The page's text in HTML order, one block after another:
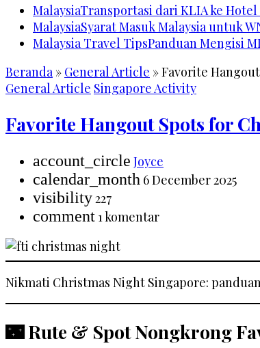
MalaysiaTransportasi dari KLIA ke
MalaysiaSyarat Masuk Malaysia untuk
Malaysia Travel TipsPanduan Mengisi
Beranda» General Article »Favorite
General Article Singapore Activity
Favorite Hangout Spots for
account_circle Joyce
calendar_month 6 December 2025
visibility227
comment 1 komentar
Nikmati Christmas Night Singapore:
🌃 Rute & Spot Nongkrong